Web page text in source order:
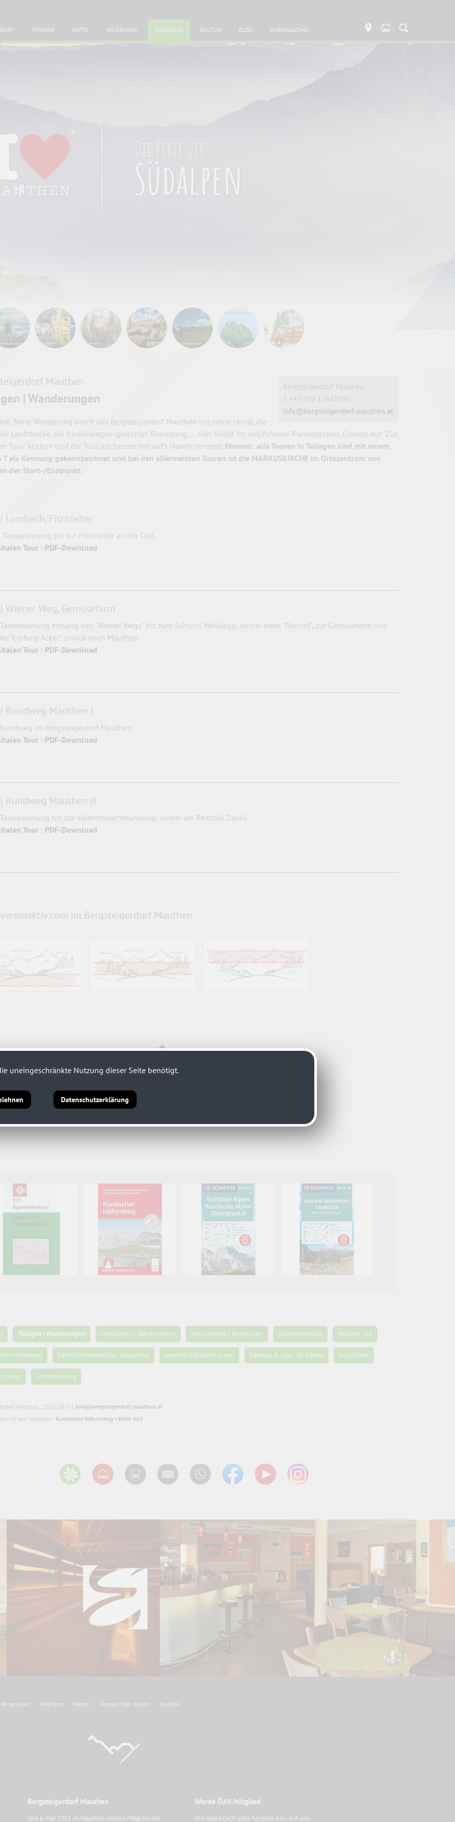
DORF TERMINE HOTEL ERLEBNISSE BERGTOUR KULTUR BLOG BOBMAGAZINE
Bergsteigerdorf Mauthen
T. +43 699 12647680
info@bergsteigerdorf-mauthen.at
Mauthen
| Wanderungen
feine Wanderung durch das Bergsteigerdorf Mauthen mit/ohne Hund, die
Laufstrecke, ein Kinderwagen-gerechter Rundgang, ... Hier findet ihr empfohlene Rundstrecken. Einfach auf "Zur
Tour" klicken und die Tour am besten mit auf's Handy nehmen. Hinweis: alle Touren in Tallagen sind mit einem
T als Kennung gekennzeichnet und bei den allermeisten Touren ist die MARKUSKIRCHE im Ortszentrum von
der Start-/Endpunkt.
Lambach, Fischleiter
Talwanderung bis zur Fischleiter an der Gail.
Tour
PDF-Download
Wiener Weg, Gemüsefarm
entlang des "Wiener Wegs" bis zum Schloss Weildegg, vorbei beim "Bischof", zur Gemüsefarm und
"Einfang Äcker" zurück nach Mauthen.
Tour
PDF-Download
Rundweg Mauthen I
im Bergsteigerdorf Mauthen.
Tour
PDF-Download
Rundweg Mauthen II
bis zur Valentinbachmündung, vorbei am Reitstall Zankl.
Tour
PDF-Download
im Bergsteigerdorf Mauthen
Tallagen | Wanderungen Mittellagen | Wanderungen Hochgebirge | Bergtouren Zollnerseehütte Wolayer See
Höhenweg Gerhard Hohenwarter, Geosphere GeoPark Karnische Alpen Desktop & App | AV Karten Bergführer
SicherAmBerg
Mauthen, 2026-08-07 info@bergsteigerdorf-mauthen.at
in den Südalpen: Karnischer Höhenweg • KHW 403
Berge lesen Webcams Wetter Google Maps Region Youtube
Bergsteigerdorf Mauthen
Seit 6. Mai 2011 ist Mauthen stolzes Mitglied der
Werde ÖAV-Mitglied
Wir laden Dich ganz herzlich ein - mit uns
uneingeschränkte Nutzung dieser Seite benötigt.
Datenschutzerklärung